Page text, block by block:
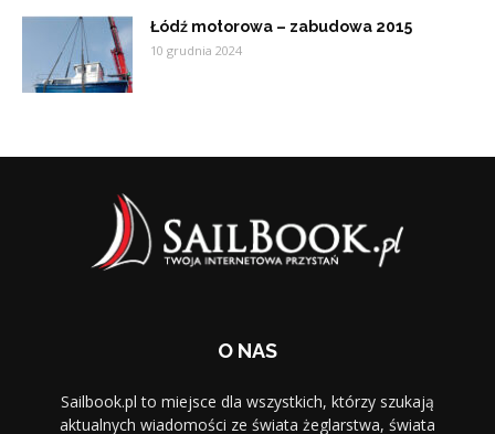
Łódź motorowa – zabudowa 2015
10 grudnia 2024
O NAS
Sailbook.pl to miejsce dla wszystkich, którzy szukają
aktualnych wiadomości ze świata żeglarstwa, świata